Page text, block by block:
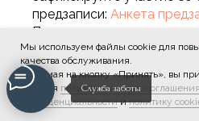
предзаписи: Анкета
Посмотрите экспресс-
старта:Экспресс-курсы
Тренингового Центра
Мы используем файлы cookie для
качества обслуживания.
Нажимая на кнопку «Принять», вы
условия пользовательского соглашения
конфиденциальностииполитику
Служба заботы